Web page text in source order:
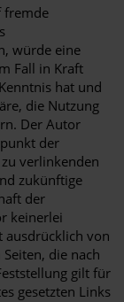
fremde
würde eine
Fall in Kraft
hat und
die Nutzung
Der Autor
der
verlinkenden
zukünftige
der
keinerlei
ausdrücklich von
die nach
gilt für
gesetzten Links